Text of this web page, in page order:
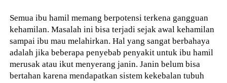
Semua ibu hamil memang berpotensi terkena gangguan
kehamilan. Masalah ini bisa terjadi sejak awal kehamilan
sampai ibu mau melahirkan. Hal yang sangat berbahaya
adalah jika beberapa penyebab penyakit untuk ibu hamil
merusak atau ikut menyerang janin. Janin belum bisa
bertahan karena mendapatkan sistem kekebalan tubuh